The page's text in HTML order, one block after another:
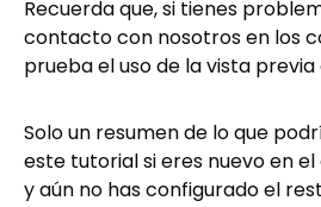
Recuerda que, si tienes
contacto con nosotros en los
prueba el uso de la vista previa
Solo un resumen de lo que
este tutorial si eres nuevo en
y aún no has configurado el